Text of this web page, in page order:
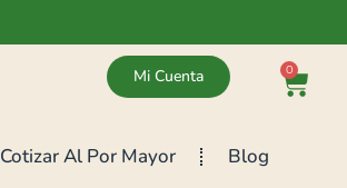
Mi Cuenta 0
Cotizar Al Por Mayor Blog